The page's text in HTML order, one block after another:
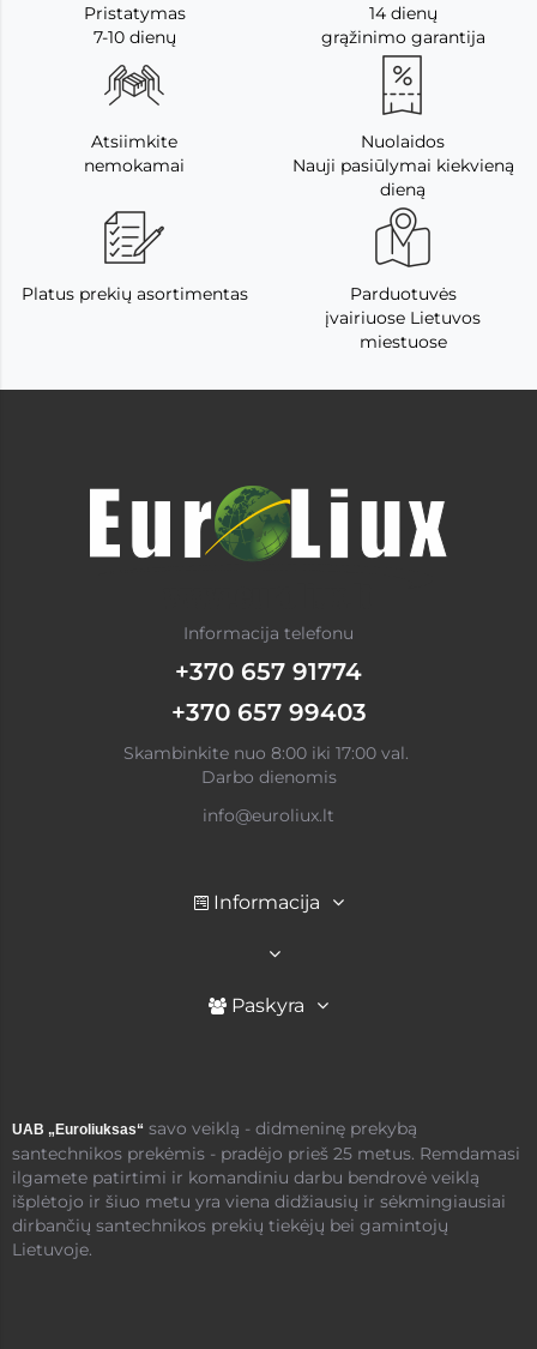
Pristatymas
7-10 dienų
14 dienų
grąžinimo garantija
Atsiimkite
nemokamai
Nuolaidos
Nauji pasiūlymai kiekvieną
dieną
Platus prekių asortimentas
Parduotuvės
įvairiuose Lietuvos
miestuose
Informacija telefonu
+370 657 91774
+370 657 99403
Skambinkite nuo 8:00 iki 17:00 val.
Darbo dienomis
info@euroliux.lt
Informacija
Paskyra
UAB „Euroliuksas“ savo veiklą - didmeninę prekybą
santechnikos prekėmis - pradėjo prieš 25 metus. Remdamasi
ilgamete patirtimi ir komandiniu darbu bendrovė veiklą
išplėtojo ir šiuo metu yra viena didžiausių ir sėkmingiausiai
dirbančių santechnikos prekių tiekėjų bei gamintojų
Lietuvoje.